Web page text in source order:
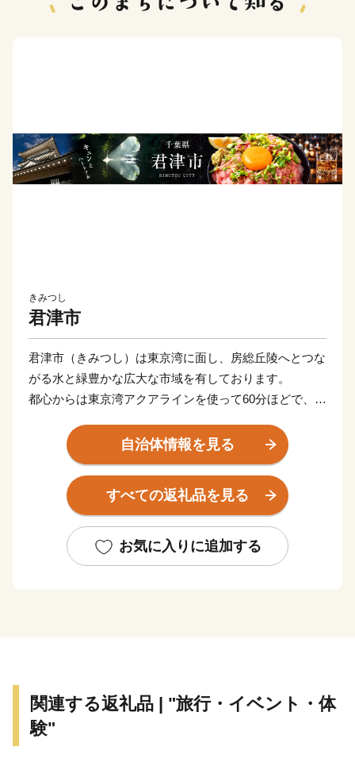
きみつし
君津市
君津市（きみつし）は東京湾に面し、房総丘陵へとつな
がる水と緑豊かな広大な市域を有しております。
都心からは東京湾アクアラインを使って60分ほどで、大
トの形になることで有名な広場や、日本画家東山魁夷の
「残照」の題材となった山並み、東日本で一番遅い紅葉
が見られるなど、四季折々の絶景を堪能することができ
れ、多くの農産物や特産品を育んでいます。
ブライダルで人気の花「水生カラー」は生産量日本一で
ります。
自治体情報を見る
すべての返礼品を見る
お気に入りに追加する
関連する返礼品 | "旅行・イベント・体
験"